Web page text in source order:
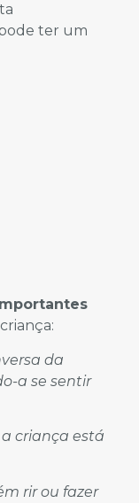
ter um
da
a se sentir
criança está
rir ou fazer